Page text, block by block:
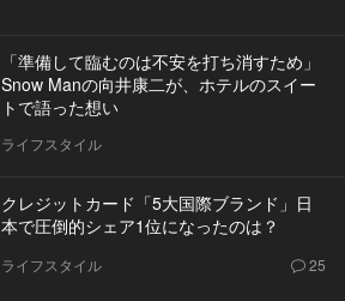
「準備して臨むのは不安を打ち消すため」
Snow Manの向井康二が、ホテルのスイー
トで語った想い
ライフスタイル
クレジットカード「5大国際ブランド」日
本で圧倒的シェア1位になったのは？
ライフスタイル 25